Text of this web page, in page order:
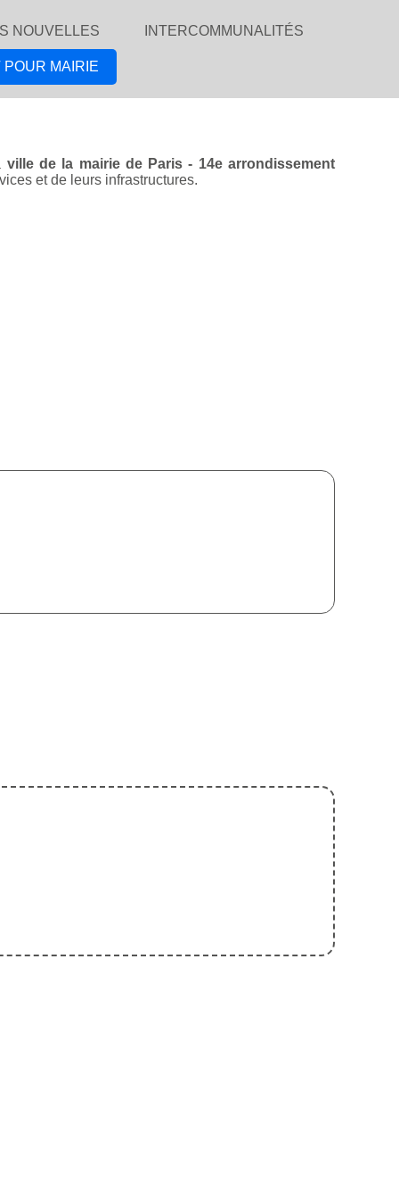
NOUVELLES INTERCOMMUNALITÉS
MAIRIE
ville de la mairie de Paris - 14e arrondissement
et de leurs infrastructures.